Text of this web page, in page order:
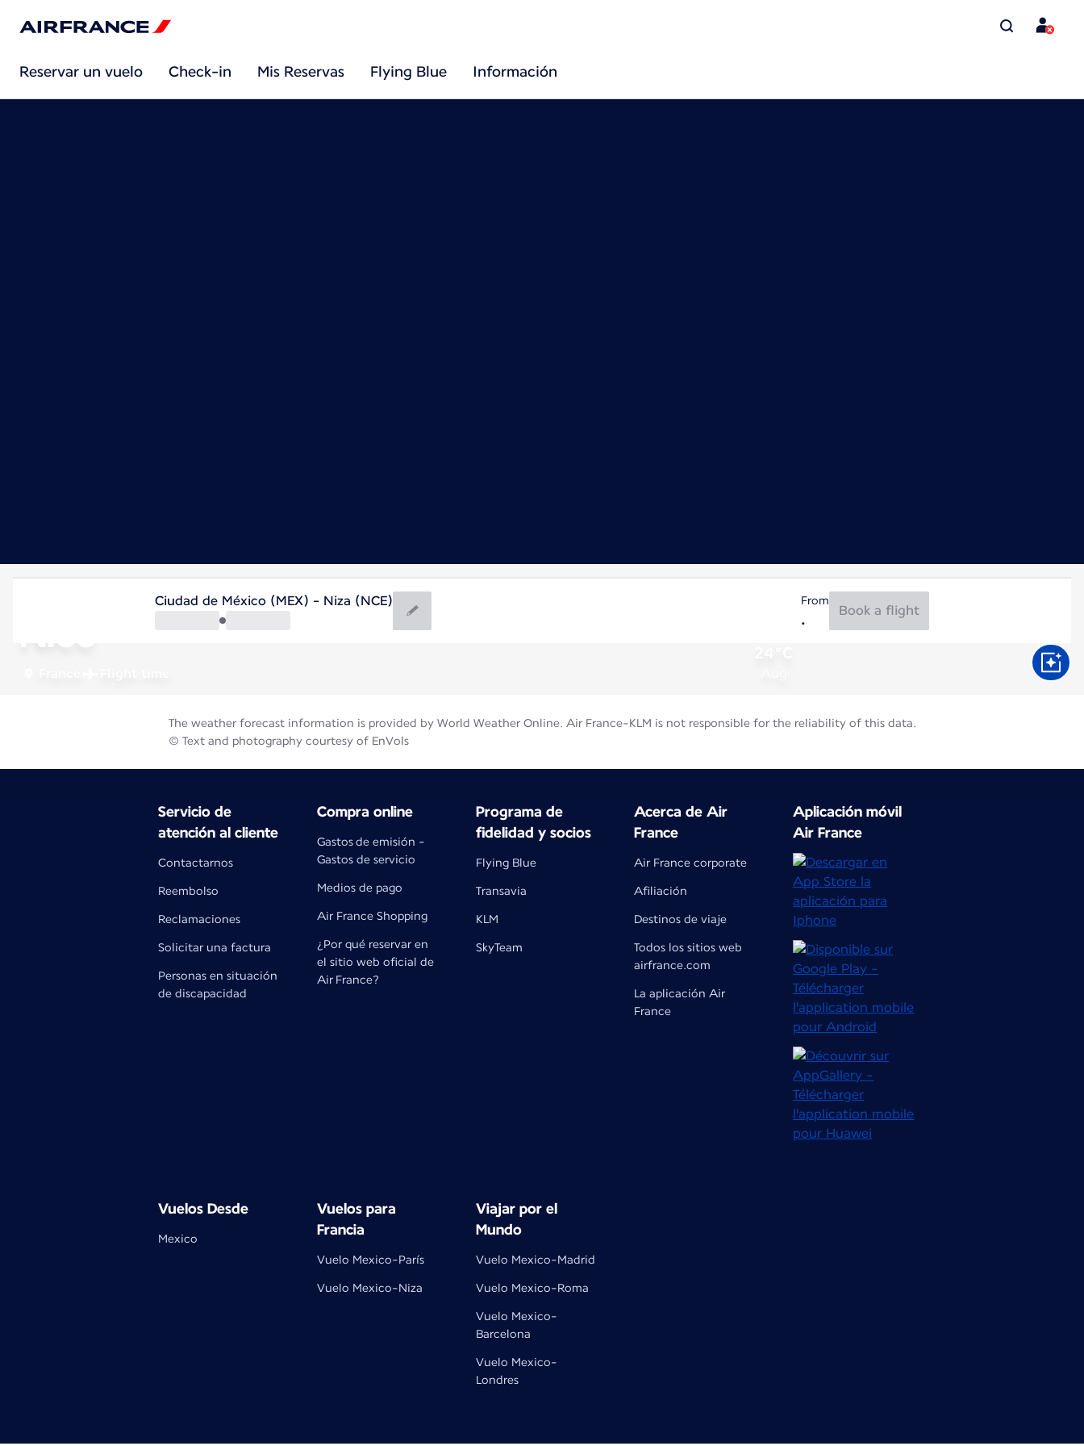
Reservar un vuelo Check-in Mis Reservas Flying Blue Información
Nice
Ciudad de México (MEX) - Niza (NCE) From
Book a flight
The weather forecast information is provided by World Weather Online. Air France-KLM is not responsible for the reliability of this data.
© Text and photography courtesy of EnVols
Servicio de
atención al cliente
Contactarnos
Reembolso
Reclamaciones
Solicitar una factura
Personas en situación
de discapacidad
Compra online
Gastos de emisión -
Gastos de servicio
Medios de pago
Air France Shopping
¿Por qué reservar en
el sitio web oficial de
Air France?
Programa de
fidelidad y socios
Flying Blue
Transavia
KLM
SkyTeam
Acerca de Air
France
Air France corporate
Afiliación
Destinos de viaje
Todos los sitios web
airfrance.com
La aplicación Air
France
Aplicación móvil
Air France
Vuelos Desde
Mexico
Vuelos para
Francia
Vuelo Mexico-París
Vuelo Mexico-Niza
Viajar por el
Mundo
Vuelo Mexico-Madrid
Vuelo Mexico-Roma
Vuelo Mexico-
Barcelona
Vuelo Mexico-
Londres